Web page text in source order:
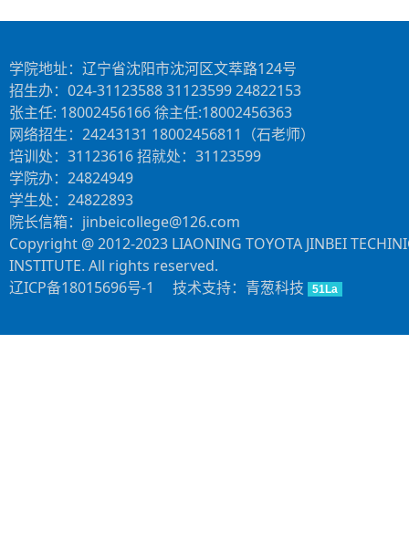
学院地址：辽宁省沈阳市沈河区文萃路124号
招生办：024-31123588 31123599 24822153
张主任: 18002456166 徐主任:18002456363
网络招生：24243131 18002456811（石老师）
培训处：31123616 招就处：31123599
学院办：24824949
学生处：24822893
院长信箱：jinbeicollege@126.com
Copyright @ 2012-2023 LIAONING TOYOTA JINBEI
INSTITUTE. All rights reserved.
辽ICP备18015696号-1
技术支持：青葱科技 51La